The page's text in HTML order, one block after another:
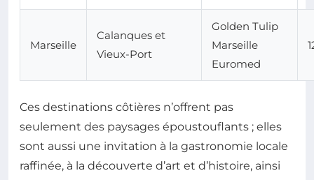
Marseille
Calanques et
Vieux-Port
Golden Tulip
Marseille
Euromed
Ces destinations côtières n’offrent pas
seulement des paysages époustouflants ; elles
sont aussi une invitation à la gastronomie locale
raffinée, à la découverte d’art et d’histoire, ainsi